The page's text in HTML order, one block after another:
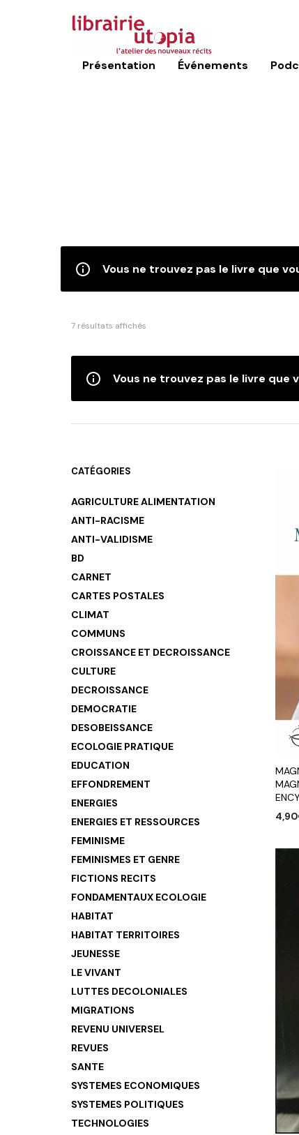
Présentation Événements
Vous ne trouvez pas le livre que
7 résultats affichés
au
ancien
Vous ne trouvez pas le livre que
CATÉGORIES
AGRICULTURE ALIMENTATION
ANTI-RACISME
ANTI-VALIDISME
BD
CARNET
CARTES POSTALES
CLIMAT
COMMUNS
CROISSANCE ET DECROISSANCE
CULTURE
DECROISSANCE
DEMOCRATIE
DESOBEISSANCE
ECOLOGIE PRATIQUE
EDUCATION
EFFONDREMENT
ENERGIES
ENERGIES ET RESSOURCES
FEMINISME
FEMINISMES ET GENRE
FICTIONS RECITS
FONDAMENTAUX ECOLOGIE
HABITAT
HABITAT TERRITOIRES
JEUNESSE
LE VIVANT
LUTTES DECOLONIALES
MIGRATIONS
REVENU UNIVERSEL
REVUES
SANTE
SYSTEMES ECONOMIQUES
SYSTEMES POLITIQUES
TECHNOLOGIES
4,90